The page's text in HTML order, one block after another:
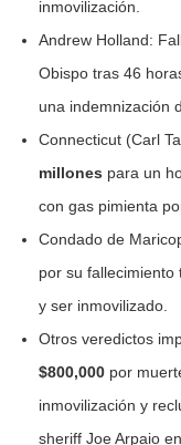
inmovilización.
Andrew Holland:
Obispo tras 46
una indemnización
Connecticut (Carl
millones para un
con gas pimienta
Condado de
por su fallecimiento
y ser inmovilizado.
Otros veredictos
$800,000 por
inmovilización y
sheriff Joe Arpaio